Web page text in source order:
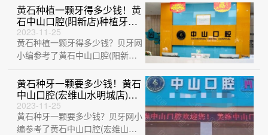
口腔(···
黄石种植一颗牙得多少钱！黄
石中山口腔(阳新店)种植牙价
目表已更新，德国Camlog卡
姆洛种植体：5540元起/颗！
2023-11-25
黄石种植一颗牙得多少钱？贝牙网
小编参考了黄石中山口腔(阳新
瑞橙口腔、···
黄石种牙一颗要多少钱！黄石
中山口腔(宏维山水明城店)种
植牙价格表更新，国产大清西
格种植牙：3111元起/颗！
2023-11-25
黄石种牙一颗要多少钱？贝牙网小
编参考了黄石中山口腔(宏维山水